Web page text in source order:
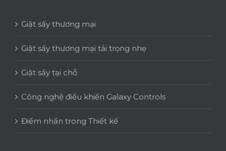
Giặt sấy thương mại
Giặt sấy thương mại tải trọng nhẹ
Giặt sấy tại chỗ
Công nghệ điều khiển Galaxy Controls
Điểm nhấn trong Thiết kế